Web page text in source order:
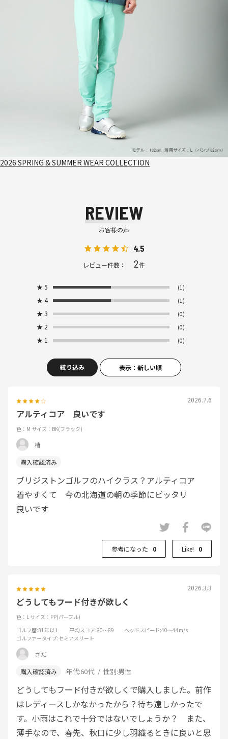
2026 SPRING & SUMMER WEAR COLLECTION
REVIEW
お客様の声
4.5
レビュー件数： 2件
★ 5 (1)
★ 4 (1)
★ 3 (0)
★ 2 (0)
★ 1 (0)
絞り込み 表示：新しい順
2026.7.6
アルティコア 良いです
色：M サイズ：BK(ブラック)
椿
ブリジストンゴルフのハイクラス？アルティコア
着やすくて 今の北海道の朝の季節にピッタリ
良いです
参考になった 0 Like! 0
2026.3.3
どうしてもフード付きが欲しく
色：L サイズ：PP(パープル)
ゴルフ歴:31年以上 平均スコア:80～89 ヘッドスピード:40～44m/s
ゴルファータイプ:セミアスリート
さだ
年代:60代 性別:男性
どうしてもフード付きが欲しくで購入しました。前作
はレディースしかなかったから？待ち遠しかったで
す。小雨はこれで十分ではないでしょうか？ また、
薄手なので、春先、秋口に少し羽織るときに良いと思